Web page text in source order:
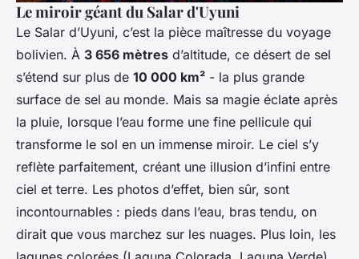
Le miroir géant du Salar d'Uyuni
Le Salar d’Uyuni, c’est la pièce maîtresse du voyage
bolivien. À 3 656 mètres d’altitude, ce désert de sel
s’étend sur plus de 10 000 km² - la plus grande
surface de sel au monde. Mais sa magie éclate après
la pluie, lorsque l’eau forme une fine pellicule qui
transforme le sol en un immense miroir. Le ciel s’y
reflète parfaitement, créant une illusion d’infini entre
ciel et terre. Les photos d’effet, bien sûr, sont
incontournables : pieds dans l’eau, bras tendu, on
dirait que vous marchez sur les nuages. Plus loin, les